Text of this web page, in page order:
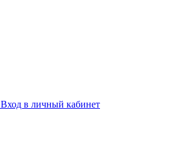
Вход в личный кабинет